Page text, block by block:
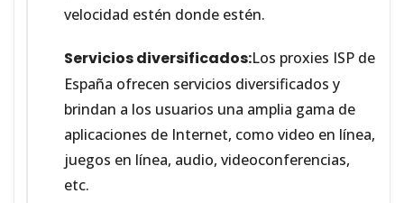
velocidad estén donde estén.
Servicios diversificados:Los proxies ISP de
España ofrecen servicios diversificados y
brindan a los usuarios una amplia gama de
aplicaciones de Internet, como video en línea,
juegos en línea, audio, videoconferencias,
etc.